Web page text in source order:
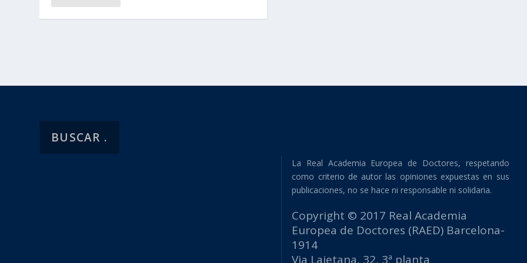
La Real Academia Europea de Doctores, respetando
como criterio de autor las opiniones expuestas en sus
publicaciones, no se hace ni responsable ni solidaria.
Copyright © 2017 Real Academia
Europea de Doctores (RAED) Barcelona-
1914
Via Laietana, 32, 3ª planta